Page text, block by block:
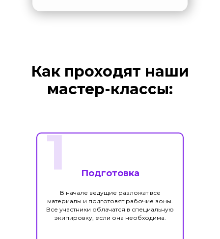
Подготовка
Как проходят наши
мастер-классы:
В начале ведущие разложат все
материалы и подготовят рабочие зоны.
Все участники облачатся в специальную
экипировку, если она необходима.
1